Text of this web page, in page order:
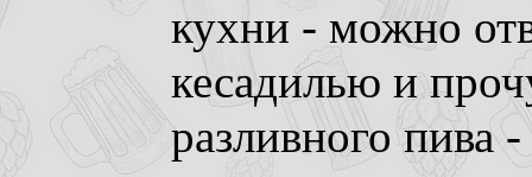
кухни - можно
кесадилью и
разливного пива